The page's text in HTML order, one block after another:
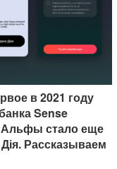
в 2021 году
Sense
Альфы стало еще
Рассказываем